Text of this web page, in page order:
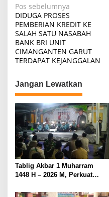
Navigasi
pos
Pos sebelumnya
DIDUGA PROSES
PEMBERIAN KREDIT KE
SALAH SATU NASABAH
BANK BRI UNIT
CIMANGANTEN GARUT
TERDAPAT KEJANGGALAN
Jangan Lewatkan
Tablig Akbar 1 Muharram
1448 H – 2026 M, Perkuat
Cisarua & Masyarakat